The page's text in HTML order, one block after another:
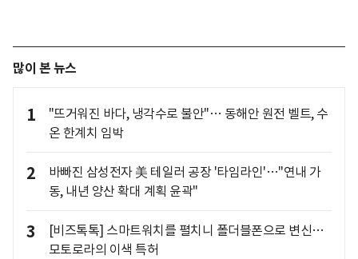
많이 본 뉴스
1
"뜨거워진 바다, 냉각수로 불안"… 동해안 원전 벨트, 수
온 한계치 임박
2
바빠진 삼성전자 美 테일러 공장 '타임라인'…"연내 가
동, 내년 양산 확대 계획 윤곽"
3
[비즈톡톡] 스마트워치를 펼치니 폴더블폰으로 변신…
모토로라의 이색 특허